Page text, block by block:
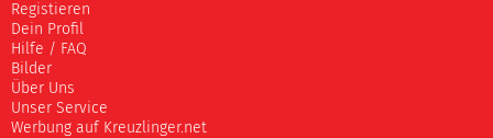
Registieren
Dein Profil
Hilfe / FAQ
Bilder
Über Uns
Unser Service
Werbung auf Kreuzlinger.net